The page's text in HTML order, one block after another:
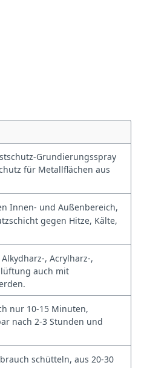
Grundierungsspray
für Metallflächen aus
Innen- und Außenbereich,
gegen Hitze, Kälte,
, Acrylharz-,
auch mit
nur 10-15 Minuten,
nach 2-3 Stunden und
schütteln, aus 20-30